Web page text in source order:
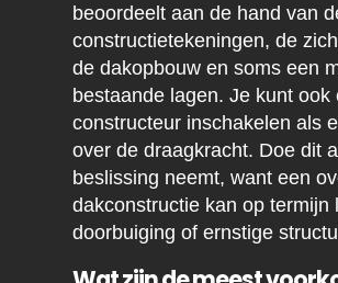
beoordeelt aan de hand van
constructietekeningen, de
de dakopbouw en soms een
bestaande lagen. Je kunt ook
constructeur inschakelen als
over de draagkracht. Doe dit
beslissing neemt, want een
dakconstructie kan op termijn
doorbuiging of ernstige